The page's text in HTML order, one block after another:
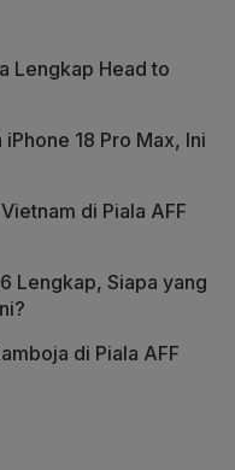
Lengkap Head to
18 Pro Max, Ini
di Piala AFF
Lengkap, Siapa yang
di Piala AFF